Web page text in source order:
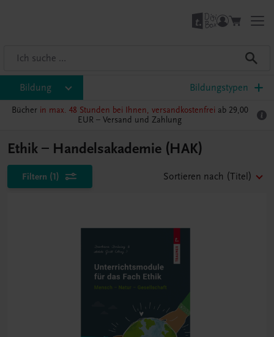
Bildung Bildungstypen
Bücher in max. 48 Stunden bei Ihnen, versandkostenfrei ab 29,00
EUR – Versand und Zahlung
Ethik – Handelsakademie (HAK)
Filtern (1) Sortieren nach (Titel)